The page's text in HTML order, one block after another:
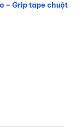
– Grip tape chuột